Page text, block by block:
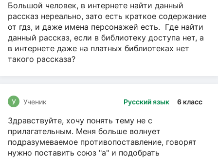
Большой человек, в интернете найти данный
рассказ нереально, зато есть краткое содержание
от гдз, и даже имена персонажей есть. Где найти
данный рассказ, если в библиотеку доступа нет, а
в интернете даже на платных библиотеках нет
такого рассказа?
Русский язык 6 класс
У Ученик
Здравствуйте, хочу понять тему не с
прилагательным. Меня больше волнует
подразумеваемое противопоставление, говорят
нужно поставить союз "а" и подобрать